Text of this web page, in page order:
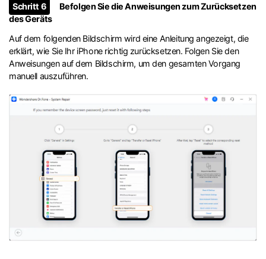
Schritt 6
Befolgen Sie die Anweisungen zum Zurücksetzen
des Geräts
Auf dem folgenden Bildschirm wird eine Anleitung angezeigt, die
erklärt, wie Sie Ihr iPhone richtig zurücksetzen. Folgen Sie den
Anweisungen auf dem Bildschirm, um den gesamten Vorgang
manuell auszuführen.